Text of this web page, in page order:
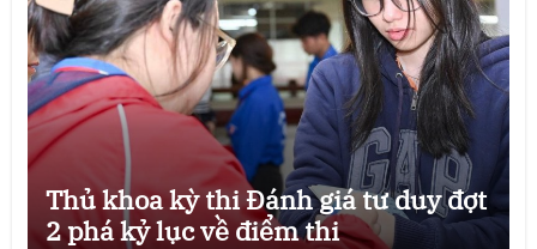
Thủ khoa kỳ thi Đánh giá tư duy đợt
2 phá kỷ lục về điểm thi